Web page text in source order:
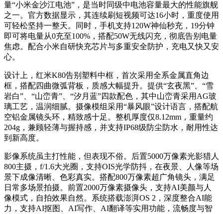
量“小米金沙江电池”，是当时同级中电池容量最大的性能旗舰
之一。官方数据显示，其连续刷短视频可达16小时，重度使用
可轻松坚持一整天。同时，手机支持120W神仙秒充，19分钟
即可将电量从0充至100%，搭配50W无线闪充，彻底告别电量
焦虑。配合小米自研快充芯片与多重安全防护，充电又快又安
心。
设计上，红米K80告别塑料中框，首次采用全系金属直角边
框，搭配四曲微弧背板，质感大幅提升。提供“玄夜黑”、“雪
岩白”、“山峦青”、“汐月蓝”四款配色，其中山峦青采用AG玻
璃工艺，温润细腻。摄像模组采用“暴风眼”设计语言，搭配航
空铝金属镜头环，精致感十足。整机厚度仅8.12mm，重量约
204g，兼顾轻薄与握持感，并支持IP68级防尘防水，耐用性达
到新高度。
影像系统虽主打性能，但表现不俗。后置5000万像素光影猎人
800主摄，f/1.6大光圈，支持OIS光学防抖，在夜景、人像等场
景下成像清晰、色彩真实。搭配800万像素超广角镜头，满足
日常多场景拍摄。前置2000万像素摄像头，支持AI美颜与人
像模式，自拍效果自然。系统搭载澎湃OS 2，深度整合AI能
力，支持AI抠图、AI写作、AI翻译等实用功能，流畅度与智